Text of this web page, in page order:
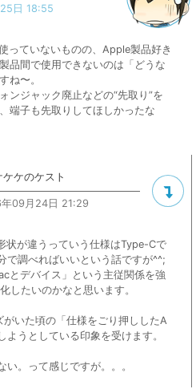
日 18:55
っていないものの、Apple製品好き
品間で使用できないのは「どうな
ね〜。
ンジャック廃止などの“先取り”を
端子も先取りしてほしかったな
ケケのケスト
年09月24日 21:29
状が違うっていう仕様はType-Cで
で調べればいいという話ですが^^;
とデバイス」という主従関係を強
したいのかなと思います。
いた頃の「仕様をごり押ししたA
うとしている印象を受けます。
。って感じですが。。。